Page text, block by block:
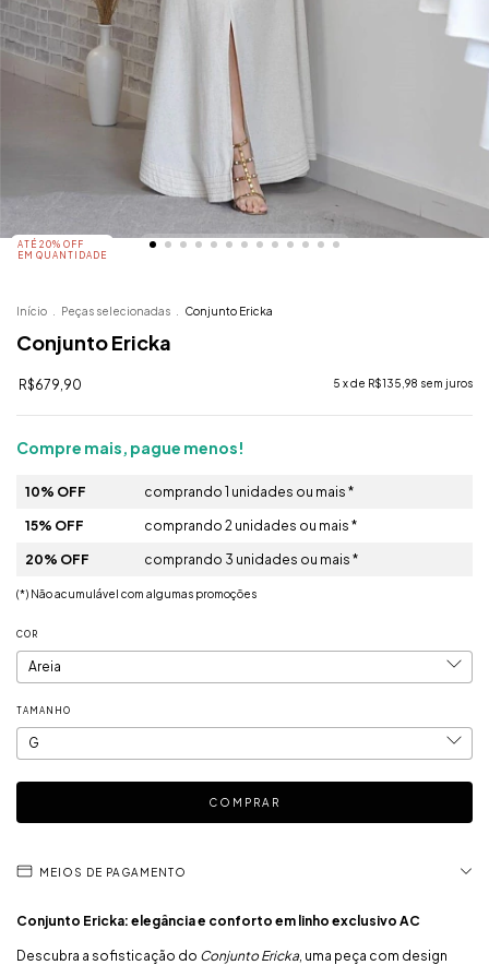
ATÉ 20% OFF
EM QUANTIDADE
Início Peças selecionadas Conjunto Ericka
Conjunto Ericka
R$679,90 5 x de R$135,98 sem juros
Compre mais, pague menos!
10% OFF comprando 1 unidades ou mais *
15% OFF comprando 2 unidades ou mais *
20% OFF comprando 3 unidades ou mais *
(*) Não acumulável com algumas promoções
COR
TAMANHO
MEIOS DE PAGAMENTO
Conjunto Ericka: elegância e conforto em linho exclusivo AC
Descubra a sofisticação do Conjunto Ericka , uma peça com design